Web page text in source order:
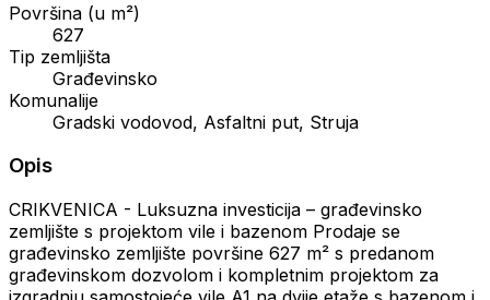
Površina (u m²)
627
Tip zemljišta
Građevinsko
Komunalije
Gradski vodovod, Asfaltni put, Struja
Opis
CRIKVENICA - Luksuzna investicija – građevinsko
zemljište s projektom vile i bazenom Prodaje se
građevinsko zemljište površine 627 m² s predanom
građevinskom dozvolom i kompletnim projektom za